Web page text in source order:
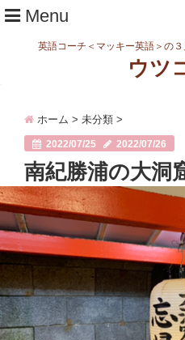
Menu
まなむすめ
家族ネタ
ワーク
スタディ
転勤・引越
妊娠・出産
英語コーチ＜マッキー英語＞の
ウツ
ホーム > 未分類 >
2022/07/25 2022/07/26
南紀勝浦の大洞